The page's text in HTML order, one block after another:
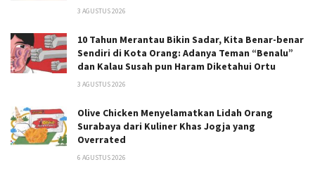
3 AGUSTUS 2026
10 Tahun Merantau Bikin Sadar, Kita Benar-benar
Sendiri di Kota Orang: Adanya Teman “Benalu”
dan Kalau Susah pun Haram Diketahui Ortu
3 AGUSTUS 2026
Olive Chicken Menyelamatkan Lidah Orang
Surabaya dari Kuliner Khas Jogja yang
Overrated
6 AGUSTUS 2026